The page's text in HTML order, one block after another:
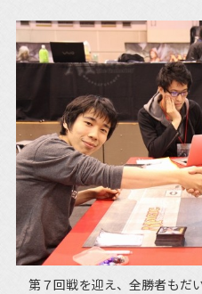
第７回戦を迎え、全勝者もだ